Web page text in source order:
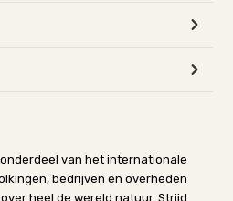
van het internationale
bedrijven en overheden
heel de wereld natuur. Strijd